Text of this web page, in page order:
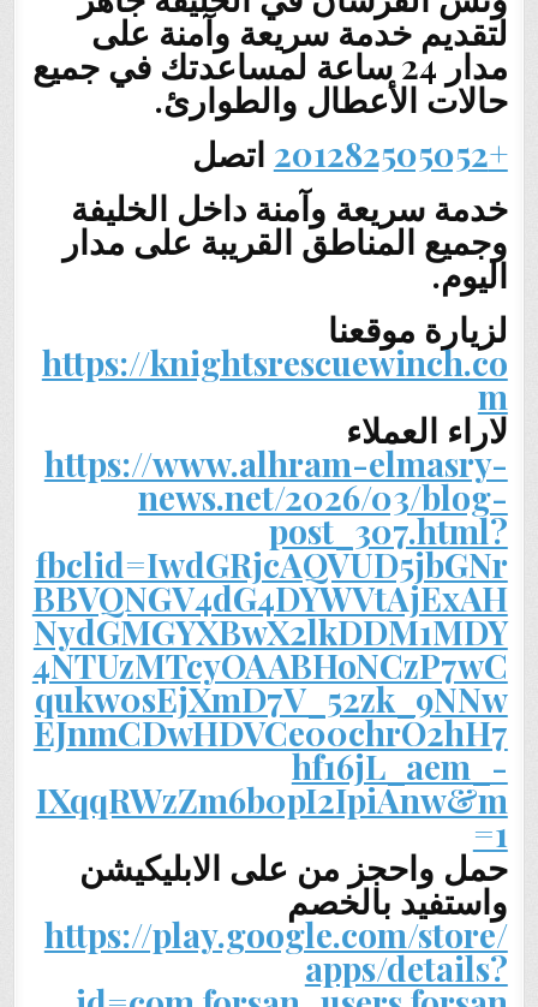
لتقديم خدمة سريعة وآمنة على
مدار 24 ساعة لمساعدتك في جميع
حالات الأعطال والطوارئ.
+201282505052
اتصل
خدمة سريعة وآمنة داخل الخليفة
وجميع المناطق القريبة على مدار
اليوم.
لزيارة موقعنا
https://knightsrescuewinch.co
m
لاراء العملاء
https://www.alhram-elmasry-
news.net/2026/03/blog-
post_307.html?
fbclid=IwdGRjcAQVUD5jbGNr
BBVQNGV4dG4DYWVtAjExAH
NydGMGYXBwX2lkDDM1MDY
4NTUzMTcyOAABHoNCzP7wC
qukw0sEjXmD7V_52zk_9NNw
EJnmCDwHDVCe00chrO2hH7
hf16jL_aem_-
IXqqRWzZm6b0pI2IpiAnw&m
=1
حمل واحجز من على الابليكيشن
واستفيد بالخصم
https://play.google.com/store/
apps/details?